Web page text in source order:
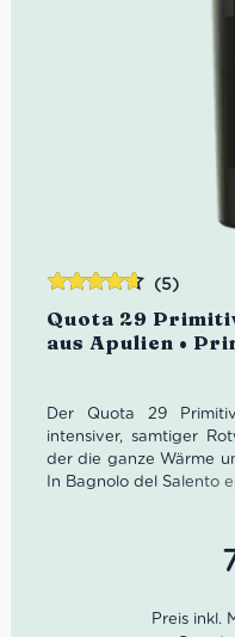
Quota 29
aus Apulien •
(5)
Der Quota 29
intensiver, samtiger
der die ganze Wärme
In Bagnolo del Salento
Fruchtaromen, feiner
vollmundig,
Ausbau im Holzfass
Pasta, Grillgerichte
Bewertet
mit 4.60
von 5